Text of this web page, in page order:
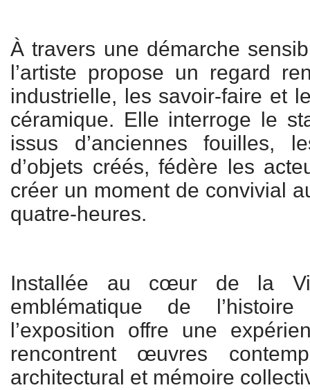
À travers une démarche
l’artiste propose un regard
industrielle, les savoir-faire et
céramique. Elle interroge le
issus d’anciennes fouilles,
d’objets créés, fédère les
créer un moment de convivial
quatre-heures.
Installée au cœur de la
emblématique de
l’exposition offre une
rencontrent œuvres
architectural et mémoire